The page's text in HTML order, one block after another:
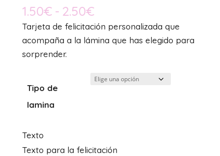
1.50€ - 2.50€Rango
de
precios:
hasta
Tarjeta de felicitación personalizada que
acompaña a la lámina que has elegido para
sorprender.
Tipo de
lamina
Texto
Texto para la felicitación